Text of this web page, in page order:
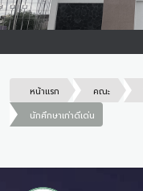
หน้าแรก คณะ
นักศึกษาเก่าดีเด่น